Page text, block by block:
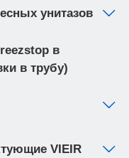
унитазов
в
в трубу)
VIEIR